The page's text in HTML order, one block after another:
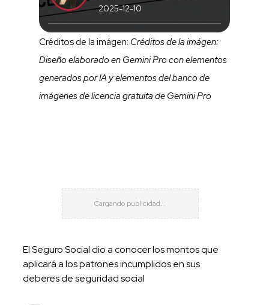
2025-12-10
Créditos de la imágen: Créditos de la imágen:
Diseño elaborado en Gemini Pro con elementos
generados por IA y elementos del banco de
imágenes de licencia gratuita de Gemini Pro
El Seguro Social dio a conocer los montos que
aplicará a los patrones incumplidos en sus
deberes de seguridad social